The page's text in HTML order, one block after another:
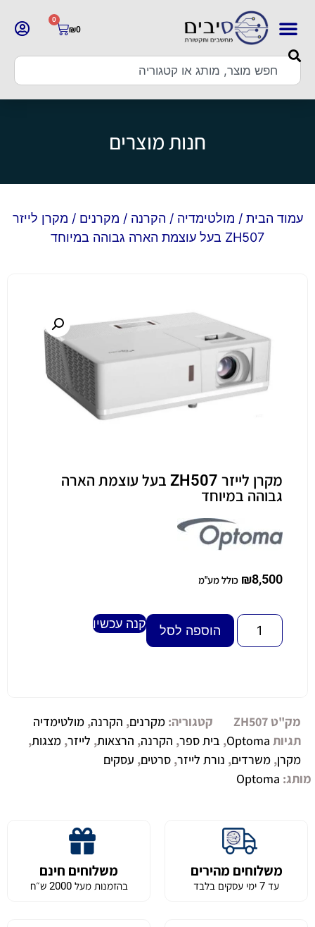
₪0
0
חנות מוצרים
עמוד הבית / מולטימדיה / הקרנה / מקרנים / מקרן לייזר
ZH507 בעל עוצמת הארה גבוהה במיוחד
מקרן לייזר ZH507 בעל עוצמת הארה
גבוהה במיוחד
₪8,500 כולל מע"מ
הוספה לסל קנה עכשיו
מק"ט ZH507 קטגוריה: מקרנים, הקרנה, מולטימדיה
תגיות Optoma
, בית ספר, הקרנה, הרצאות, לייזר, מצגות,
מקרן, משרדים, נורת לייזר, סרטים, עסקים
מותג: Optoma
משלוחים מהירים
עד 7 ימי עסקים בלבד
משלוחים חינם
בהזמנות מעל 2000 ש״ח